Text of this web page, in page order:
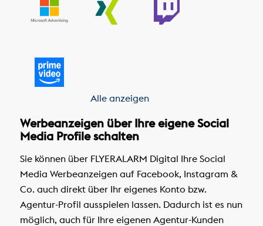
Alle anzeigen
Werbeanzeigen über Ihre eigene Social
Media Profile schalten
Sie können über FLYERALARM Digital Ihre Social
Media Werbeanzeigen auf Facebook, Instagram &
Co. auch direkt über Ihr eigenes Konto bzw.
Agentur-Profil ausspielen lassen. Dadurch ist es nun
möglich, auch für Ihre eigenen Agentur-Kunden